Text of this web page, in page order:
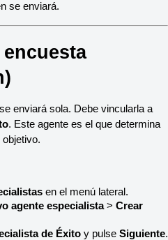
se enviará.
enviará sola. Debe vincularla a
. Este agente es el que determina
en el menú lateral.
agente especialista > Crear
de Éxito y pulse Siguiente.